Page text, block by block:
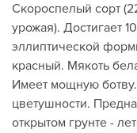
Скороспелый сорт
урожая). Достигает
эллиптической
красный. Мякоть
Имеет мощную
цветушности.
открытом грунте -